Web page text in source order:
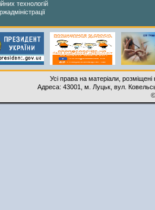
технологій
Усі права на матеріали,
Адреса: 43001, м. Луцьк, вул.